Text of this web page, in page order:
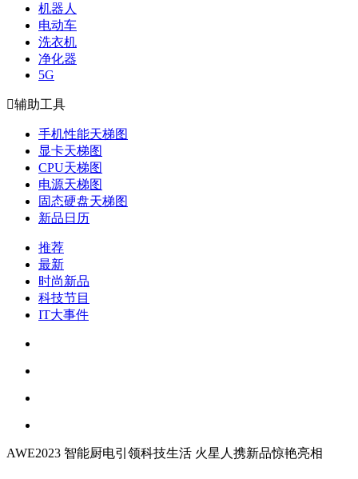
机器人
电动车
洗衣机
净化器
5G
辅助工具
手机性能天梯图
显卡天梯图
CPU天梯图
电源天梯图
固态硬盘天梯图
新品日历
推荐
最新
时尚新品
科技节目
IT大事件
AWE2023 智能厨电引领科技生活 火星人携新品惊艳亮相